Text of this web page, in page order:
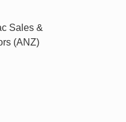
Sales &
(ANZ)